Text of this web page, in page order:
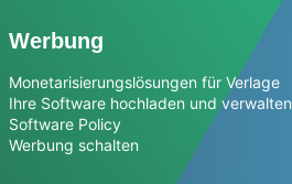
Werbung
Monetarisierungslösungen für Verlage
Ihre Software hochladen und verwalten
Software Policy
Werbung schalten